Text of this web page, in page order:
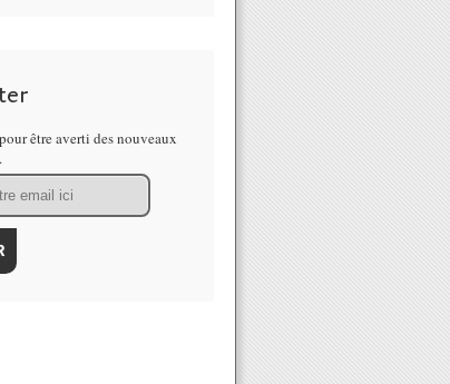
être averti des nouveaux